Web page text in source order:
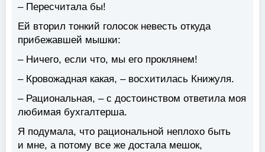
– Пересчитала бы!
Ей вторил тонкий голосок невесть откуда
прибежавшей мышки:
– Ничего, если что, мы его проклянем!
– Кровожадная какая, – восхитилась Книжуля.
– Рациональная, – с достоинством ответила моя
любимая бухгалтерша.
Я подумала, что рациональной неплохо быть
и мне, а потому все же достала мешок,